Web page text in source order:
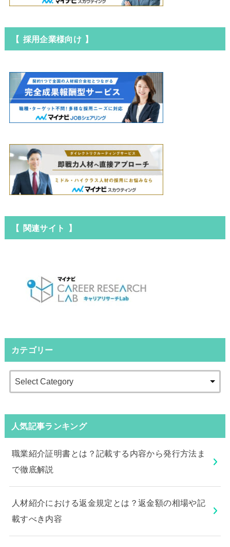
【 採用企業様向け 】
【 関連サイト 】
カテゴリー
人気記事ランキング
職業紹介証明書とは？記載する内容から発行方法ま
で徹底解説
人材紹介における返金規定とは？返金額の相場や記
載すべき内容